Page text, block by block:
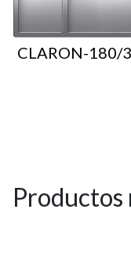
CLARON-180/
Productos